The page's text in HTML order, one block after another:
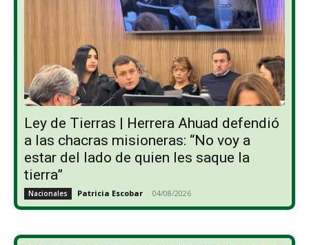
Ley de Tierras | Herrera Ahuad defendió
a las chacras misioneras: “No voy a
estar del lado de quien les saque la
tierra”
Nacionales Patricia Escobar - 04/08/2026